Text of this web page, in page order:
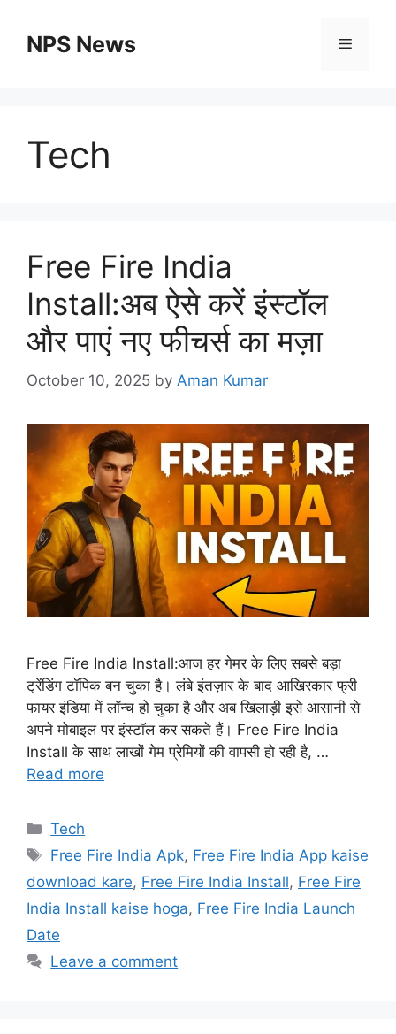
contentNPS News Menu
Tech
Free Fire India
Install:अब ऐसे करें इंस्टॉल
और पाएं नए फीचर्स का मज़ा
October 10, 2025 by Aman Kumar
Free Fire India Install:आज हर गेमर के लिए सबसे बड़ा
ट्रेंडिंग टॉपिक बन चुका है। लंबे इंतज़ार के बाद आखिरकार फ्री
फायर इंडिया में लॉन्च हो चुका है और अब खिलाड़ी इसे आसानी से
अपने मोबाइल पर इंस्टॉल कर सकते हैं। Free Fire India
Install के साथ लाखों गेम प्रेमियों की वापसी हो रही है, …
Read more
Categories
Tech
Tags
Free Fire India Apk, Free Fire India App kaise
download kare, Free Fire India Install, Free Fire
India Install kaise hoga, Free Fire India Launch
Date
Leave a comment